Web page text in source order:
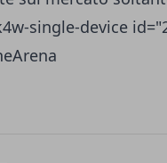
single-device